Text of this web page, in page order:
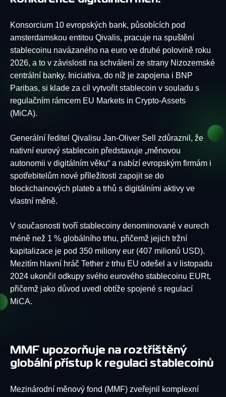
Konsorcium 10 evropských bank, působících pod
amsterdamskou entitou Qivalis, pracuje na spuštění
stablecoinu navázaného na euro ve druhé polovině roku
2026, a to v závislosti na schválení ze strany Nizozemské
centrální banky. Iniciativa, do níž je zapojena i BNP
Paribas, si klade za cíl vytvořit stablecoin v souladu s
regulačním rámcem EU Markets in Crypto-Assets
(MiCA).
Generální ředitel Qivalisu Jan-Oliver Sell zdůraznil, že
nativní eurový stablecoin představuje „měnovou
autonomii v digitálním věku“ a nabízí evropským firmám i
spotřebitelům nové příležitosti zapojit se do
blockchainových plateb a trhů s digitálními aktivy ve
vlastní měně.
V současnosti tvoří stablecoiny denominované v eurech
méně než 1 % globálního trhu, přičemž jejich tržní
kapitalizace je pod 350 miliony eur (407 milionů USD).
Mezitím hlavní hráč Tether z trhu EU odešel a v listopadu
2024 ukončil odkupy svého eurového stablecoinu EURt,
přičemž jako důvod uvedl obtíže spojené s regulací
MiCA.
MMF upozorňuje na roztříštěný
globální přístup k regulaci stablecoinů
Mezinárodní měnový fond (MMF) zveřejnil komplexní